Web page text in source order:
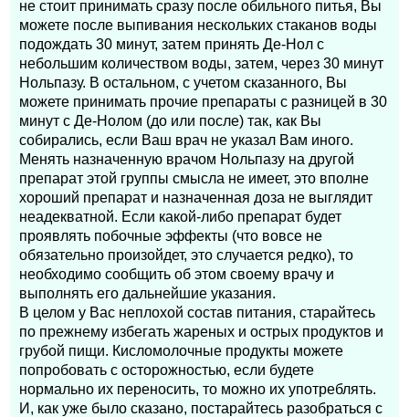
не стоит принимать сразу после обильного питья, Вы
можете после выпивания нескольких стаканов воды
подождать 30 минут, затем принять Де-Нол с
небольшим количеством воды, затем, через 30 минут
Нольпазу. В остальном, с учетом сказанного, Вы
можете принимать прочие препараты с разницей в 30
минут с Де-Нолом (до или после) так, как Вы
собирались, если Ваш врач не указал Вам иного.
Менять назначенную врачом Нольпазу на другой
препарат этой группы смысла не имеет, это вполне
хороший препарат и назначенная доза не выглядит
неадекватной. Если какой-либо препарат будет
проявлять побочные эффекты (что вовсе не
обязательно произойдет, это случается редко), то
необходимо сообщить об этом своему врачу и
выполнять его дальнейшие указания.
В целом у Вас неплохой состав питания, старайтесь
по прежнему избегать жареных и острых продуктов и
грубой пищи. Кисломолочные продукты можете
попробовать с осторожностью, если будете
нормально их переносить, то можно их употреблять.
И, как уже было сказано, постарайтесь разобраться с